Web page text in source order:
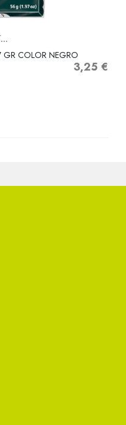
GR COLOR NEGRO
Precio
3,25 €